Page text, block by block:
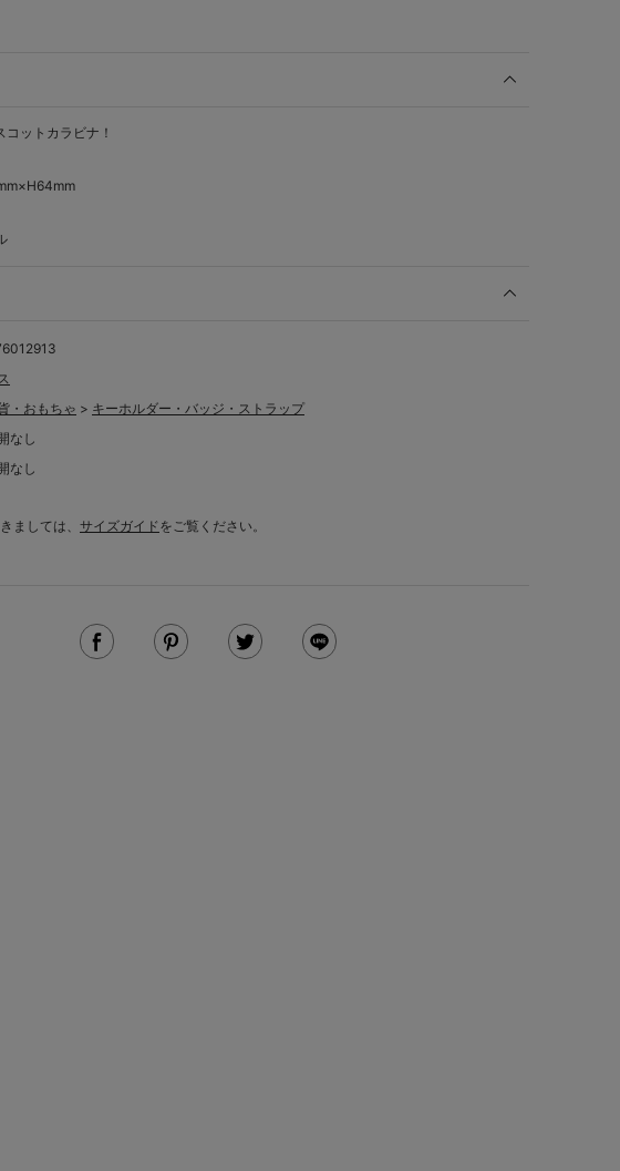
ットカラビナ！
・おもちゃ > キーホルダー・バッジ・ストラップ
なし
なし
ましては、 サイズガイドをご覧ください。